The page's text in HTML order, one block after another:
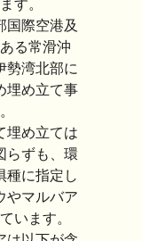
す。
国際空港及
る常滑沖
勢湾北部に
埋め立て事
埋め立ては
らずも、環
種に指定し
やマルバア
います。